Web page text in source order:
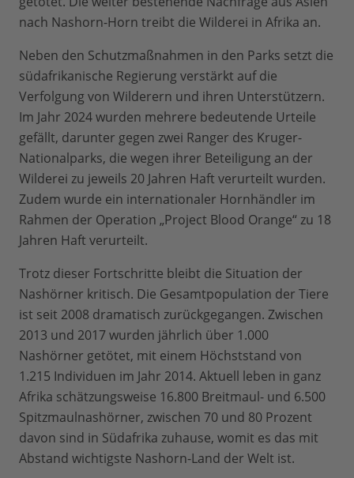
nach Nashorn-Horn treibt die Wilderei in Afrika an.
Neben den Schutzmaßnahmen in den Parks setzt die
südafrikanische Regierung verstärkt auf die
Verfolgung von Wilderern und ihren Unterstützern.
Im Jahr 2024 wurden mehrere bedeutende Urteile
gefällt, darunter gegen zwei Ranger des Kruger-
Nationalparks, die wegen ihrer Beteiligung an der
Wilderei zu jeweils 20 Jahren Haft verurteilt wurden.
Zudem wurde ein internationaler Hornhändler im
Rahmen der Operation „Project Blood Orange“ zu 18
Jahren Haft verurteilt.
Trotz dieser Fortschritte bleibt die Situation der
Nashörner kritisch. Die Gesamtpopulation der Tiere
ist seit 2008 dramatisch zurückgegangen. Zwischen
2013 und 2017 wurden jährlich über 1.000
Nashörner getötet, mit einem Höchststand von
1.215 Individuen im Jahr 2014. Aktuell leben in ganz
Afrika schätzungsweise 16.800 Breitmaul- und 6.500
Spitzmaulnashörner, zwischen 70 und 80 Prozent
davon sind in Südafrika zuhause, womit es das mit
Abstand wichtigste Nashorn-Land der Welt ist.